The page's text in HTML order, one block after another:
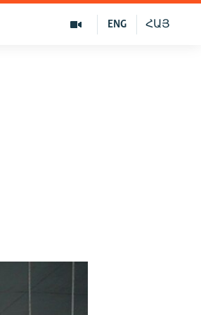
ՀԱՅ
ENG